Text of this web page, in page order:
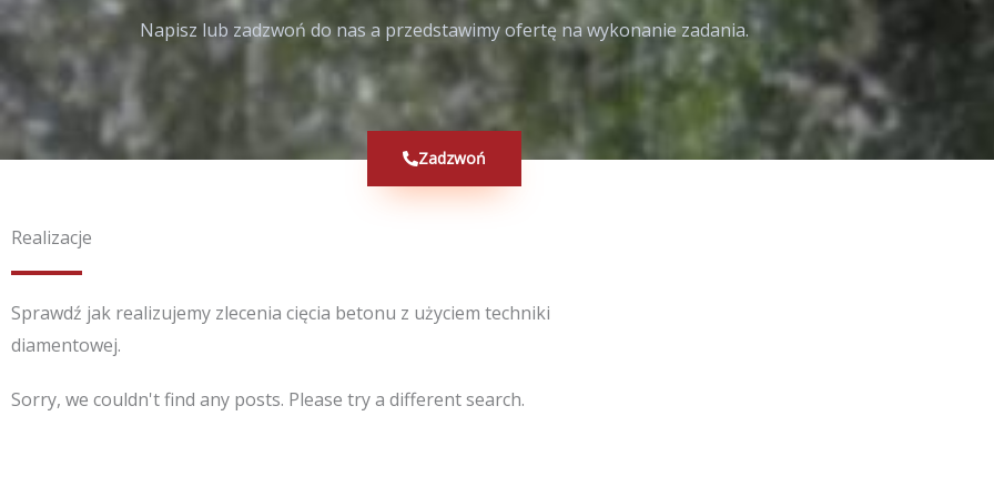
Napisz lub zadzwoń do nas a przedstawimy ofertę na wykonanie zadania.
Zadzwoń
Realizacje
Sprawdź jak realizujemy zlecenia cięcia betonu z użyciem techniki
diamentowej.
Sorry, we couldn't find any posts. Please try a different search.